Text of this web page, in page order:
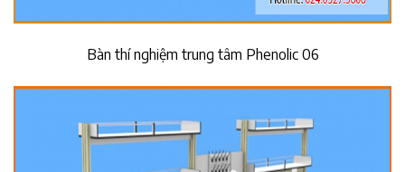
Bàn thí nghiệm trung tâm Phenolic 06